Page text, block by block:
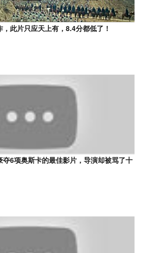
，此片只应天上有，8.4分都低了！
夺6项奥斯卡的最佳影片，导演却被骂了十